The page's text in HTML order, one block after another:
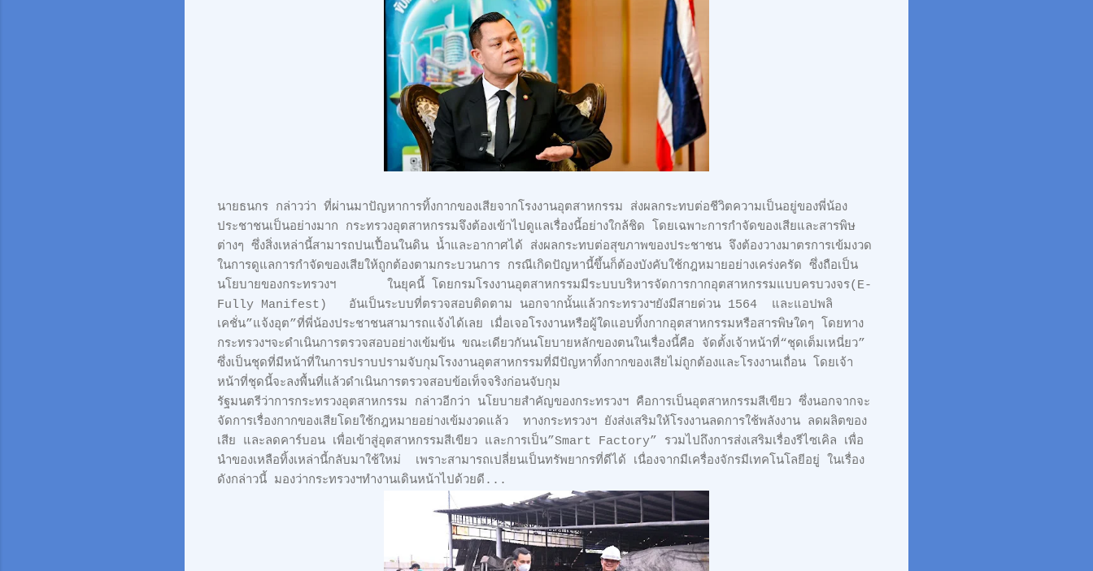
นายธนกร กล่าวว่า ที่ผ่านมาปัญหาการทิ้งกากของเสียจากโรงงานอุตสาหกรรม ส่งผลกระทบต่อชีวิตความเป็นอยู่ของพี่น้อง
ประชาชนเป็นอย่างมาก กระทรวงอุตสาหกรรมจึงต้องเข้าไปดูแลเรื่องนี้อย่างใกล้ชิด โดยเฉพาะการกำจัดของเสียและสารพิษ
ต่างๆ ซึ่งสิ่งเหล่านี้สามารถปนเปื้อนในดิน น้ำและอากาศได้ ส่งผลกระทบต่อสุขภาพของประชาชน จึงต้องวางมาตรการเข้มงวด
ในการดูแลการกำจัดของเสียให้ถูกต้องตามกระบวนการ กรณีเกิดปัญหานี้ขึ้นก็ต้องบังคับใช้กฎหมายอย่างเคร่งครัด ซึ่งถือเป็น
นโยบายของกระทรวงฯ ในยุคนี้ โดยกรมโรงงานอุตสาหกรรมมีระบบบริหารจัดการกากอุตสาหกรรมแบบครบวงจร(E-
Fully Manifest) อันเป็นระบบที่ตรวจสอบติดตาม นอกจากนั้นแล้วกระทรวงฯยังมีสายด่วน 1564 และแอปพลิ
เคชั่น”แจ้งอุต”ที่พี่น้องประชาชนสามารถแจ้งได้เลย เมื่อเจอโรงงานหรือผู้ใดแอบทิ้งกากอุตสาหกรรมหรือสารพิษใดๆ โดยทาง
กระทรวงฯจะดำเนินการตรวจสอบอย่างเข้มข้น ขณะเดียวกันนโยบายหลักของตนในเรื่องนี้คือ จัดตั้งเจ้าหน้าที่“ชุดเต็มเหนี่ยว”
ซึ่งเป็นชุดที่มีหน้าที่ในการปราบปรามจับกุมโรงงานอุตสาหกรรมที่มีปัญหาทิ้งกากของเสียไม่ถูกต้องและโรงงานเถื่อน โดยเจ้า
หน้าที่ชุดนี้จะลงพื้นที่แล้วดำเนินการตรวจสอบข้อเท็จจริงก่อนจับกุม
รัฐมนตรีว่าการกระทรวงอุตสาหกรรม กล่าวอีกว่า นโยบายสำคัญของกระทรวงฯ คือการเป็นอุตสาหกรรมสีเขียว ซึ่งนอกจากจะ
จัดการเรื่องกากของเสียโดยใช้กฎหมายอย่างเข้มงวดแล้ว ทางกระทรวงฯ ยังส่งเสริมให้โรงงานลดการใช้พลังงาน ลดผลิตของ
เสีย และลดคาร์บอน เพื่อเข้าสู่อุตสาหกรรมสีเขียว และการเป็น”Smart Factory” รวมไปถึงการส่งเสริมเรื่องรีไซเคิล เพื่อ
นำของเหลือทิ้งเหล่านี้กลับมาใช้ใหม่ เพราะสามารถเปลี่ยนเป็นทรัพยากรที่ดีได้ เนื่องจากมีเครื่องจักรมีเทคโนโลยีอยู่ ในเรื่อง
ดังกล่าวนี้ มองว่ากระทรวงฯทำงานเดินหน้าไปด้วยดี...